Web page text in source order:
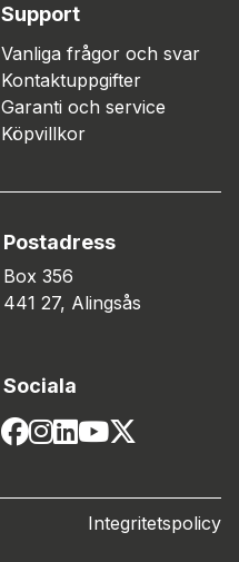
Support
Vanliga frågor och svar
Kontaktuppgifter
Garanti och service
Köpvillkor
Postadress
Box 356
441 27, Alingsås
Sociala
Integritetspolicy